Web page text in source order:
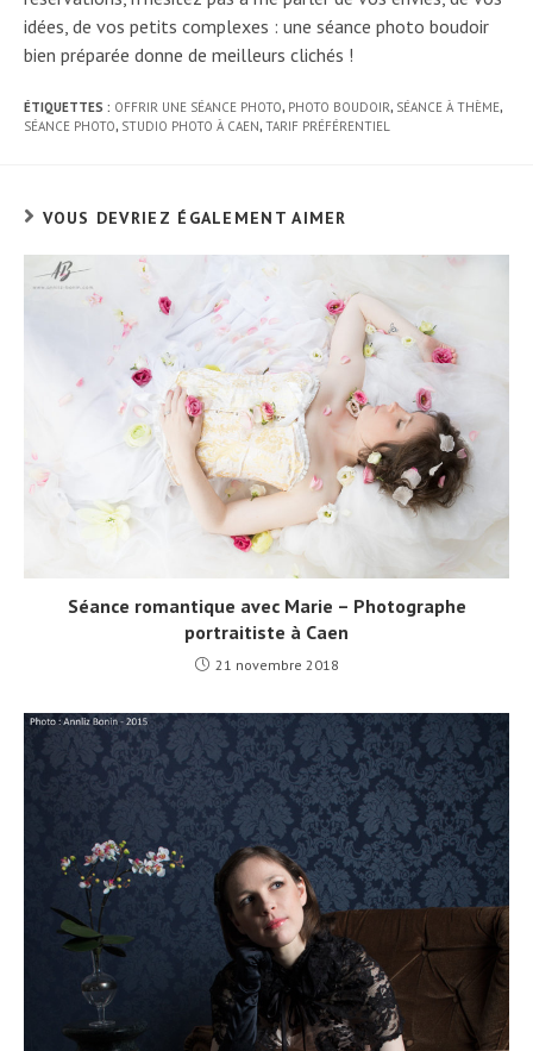
idées, de vos petits complexes : une séance photo boudoir
bien préparée donne de meilleurs clichés !
ÉTIQUETTES : OFFRIR UNE SÉANCE PHOTO, PHOTO BOUDOIR, SÉANCE À THÈME,
SÉANCE PHOTO, STUDIO PHOTO À CAEN, TARIF PRÉFÉRENTIEL
VOUS DEVRIEZ ÉGALEMENT AIMER
Séance romantique avec Marie – Photographe
portraitiste à Caen
21 novembre 2018